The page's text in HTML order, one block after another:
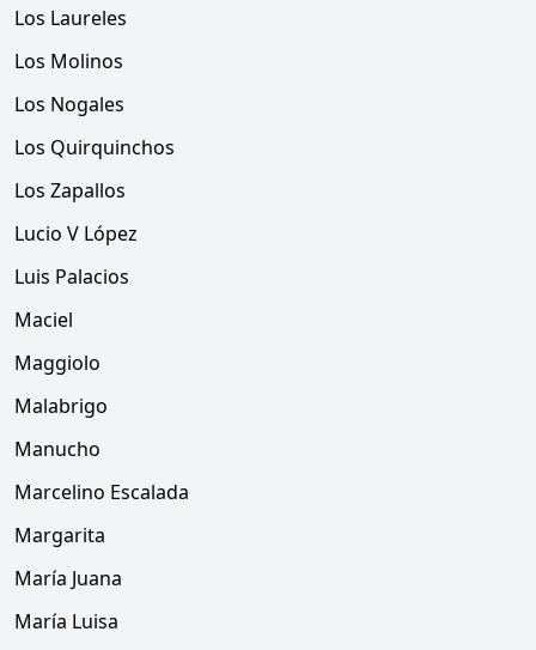
Los Laureles
Los Molinos
Los Nogales
Los Quirquinchos
Los Zapallos
Lucio V López
Luis Palacios
Maciel
Maggiolo
Malabrigo
Manucho
Marcelino Escalada
Margarita
María Juana
María Luisa